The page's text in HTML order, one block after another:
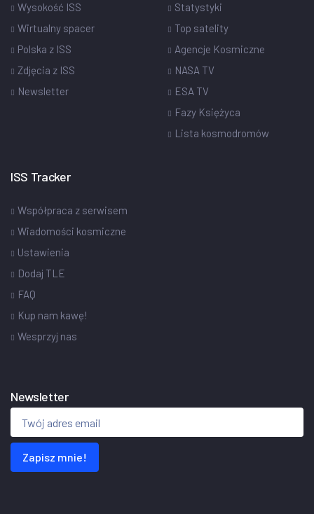
Wysokość ISS
Wirtualny spacer
Polska z ISS
Zdjęcia z ISS
Newsletter
Statystyki
Top satelity
Agencje Kosmiczne
NASA TV
ESA TV
Fazy Księżyca
Lista kosmodromów
ISS Tracker
Współpraca z serwisem
Wiadomości kosmiczne
Ustawienia
Dodaj TLE
FAQ
Kup nam kawę!
Wesprzyj nas
Newsletter
Zapisz mnie!